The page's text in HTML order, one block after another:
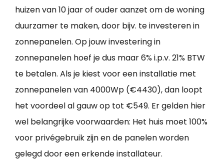
huizen van 10 jaar of ouder aanzet om de woning
duurzamer te maken, door bijv. te investeren in
zonnepanelen. Op jouw investering in
zonnepanelen hoef je dus maar 6% i.p.v. 21% BTW
te betalen. Als je kiest voor een installatie met
zonnepanelen van 4000Wp (€4430), dan loopt
het voordeel al gauw op tot €549. Er gelden hier
wel belangrijke voorwaarden: Het huis moet 100%
voor privégebruik zijn en de panelen worden
gelegd door een erkende installateur.